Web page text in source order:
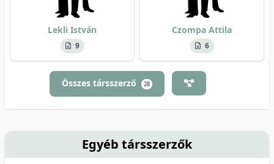
Lekli István
9
Czompa Attila
6
Összes társszerző 28
Egyéb társszerzők